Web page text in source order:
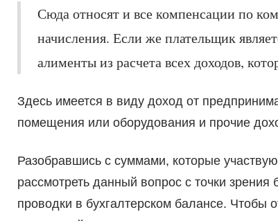
Сюда относят и все компенсации по
начисления. Если же плательщик
алименты из расчета всех доходов,
Здесь имеется в виду доход от
помещения или оборудования и прочие
Разобравшись с суммами, которые
рассмотреть данный вопрос с точки
проводки в бухгалтерском балансе. Чтобы